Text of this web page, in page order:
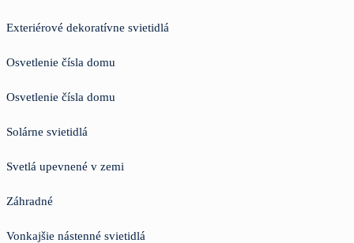
Exteriérové dekoratívne svietidlá
Osvetlenie čísla domu
Osvetlenie čísla domu
Solárne svietidlá
Svetlá upevnené v zemi
Záhradné
Vonkajšie nástenné svietidlá